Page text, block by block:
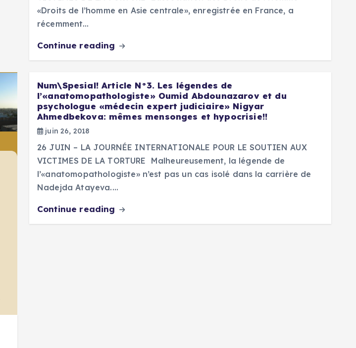
«Droits de l’homme en Asie centrale», enregistrée en France, a
récemment…
Continue reading
Num\Spesial! Article N°3. Les légendes de
l’«anatomopathologiste» Oumid Abdounazarov et du
psychologue «médecin expert judiciaire» Nigyar
Ahmedbekova: mêmes mensonges et hypocrisie!!
juin 26, 2018
26 JUIN – LA JOURNÉE INTERNATIONALE POUR LE SOUTIEN AUX
VICTIMES DE LA TORTURE Malheureusement, la légende de
l’«anatomopathologiste» n’est pas un cas isolé dans la carrière de
Nadejda Atayeva.…
Continue reading